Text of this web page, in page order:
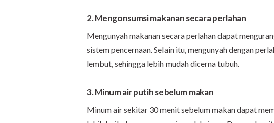
2. Mengonsumsi makanan secara perlahan
Mengunyah makanan secara perlahan dapat
sistem pencernaan. Selain itu, mengunyah dengan
lembut, sehingga lebih mudah dicerna tubuh.
3. Minum air putih sebelum makan
Minum air sekitar 30 menit sebelum makan dapat